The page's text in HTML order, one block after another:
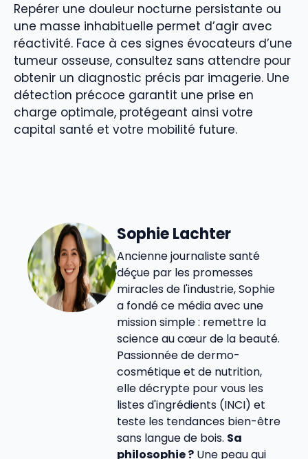
Repérer une douleur nocturne persistante ou
une masse inhabituelle permet d’agir avec
réactivité. Face à ces signes évocateurs d’une
tumeur osseuse, consultez sans attendre pour
obtenir un diagnostic précis par imagerie. Une
détection précoce garantit une prise en
charge optimale, protégeant ainsi votre
capital santé et votre mobilité future.
Sophie Lachter
Ancienne journaliste santé
déçue par les promesses
miracles de l'industrie, Sophie
a fondé ce média avec une
mission simple : remettre la
science au cœur de la beauté.
Passionnée de dermo-
cosmétique et de nutrition,
elle décrypte pour vous les
listes d'ingrédients (INCI) et
teste les tendances bien-être
sans langue de bois. Sa
philosophie ? Une peau qui